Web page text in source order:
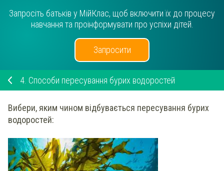
Запросіть батьків у МійКлас, щоб включити їх до процесу
навчання та проінформувати про успіхи дітей.
Запросити
4. Способи пересування бурих водоростей
Вибери, яким чином відбувається пересування бурих
водоростей: